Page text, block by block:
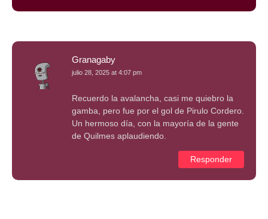
Granagaby
julio 28, 2025 at 4:07 pm
Recuerdo la avalancha, casi me quiebro la
gamba, pero fue por el gol de Pirulo Cordero.
Un hermoso día, con la mayoría de la gente
de Quilmes aplaudiendo.
Responder